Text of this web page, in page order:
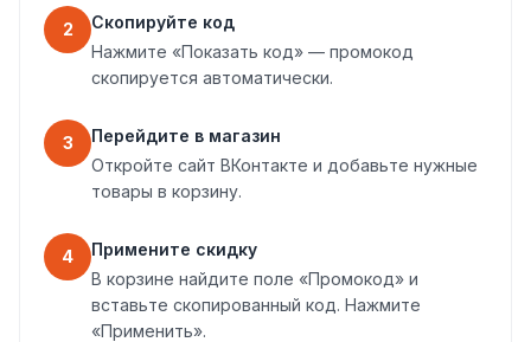
2
Скопируйте код
Нажмите «Показать код» — промокод
скопируется автоматически.
3
Перейдите в магазин
Откройте сайт ВКонтакте и добавьте нужные
товары в корзину.
4
Примените скидку
В корзине найдите поле «Промокод» и
вставьте скопированный код. Нажмите
«Применить».